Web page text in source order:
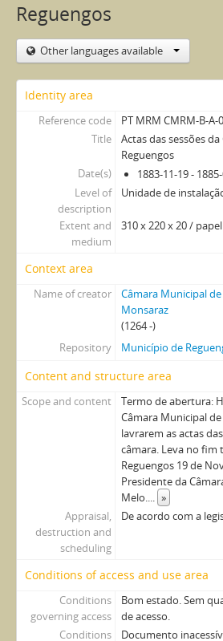
Reguengos
Other languages available
Identity area
Reference code
PT MRM CMRM-B-A-
Title
Actas das sessões
Reguengos
Date(s)
1883-11-19 -
Level of
description
Unidade de
Extent and
medium
310 x 220 x 20 / papel
Context area
Name of creator
Câmara Municipal
Monsaraz
(1264 -)
Repository
Município de
Content and structure area
Scope and content
Termo de abertura:
Câmara Municipal
lavrarem as actas
câmara. Leva no
Reguengos 19 de
Presidente da
Melo.... »
Appraisal,
destruction and
scheduling
De acordo com a
Conditions of access and use area
Conditions
governing access
Bom estado. Sem
de acesso.
Conditions
Documento